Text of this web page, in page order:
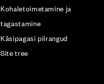
Kohaletoimetamine ja
tagastamine
Käsipagasi piirangud
Site tree